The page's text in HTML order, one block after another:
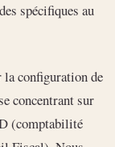
spécifiques au
configuration de
concentrant sur
(comptabilité